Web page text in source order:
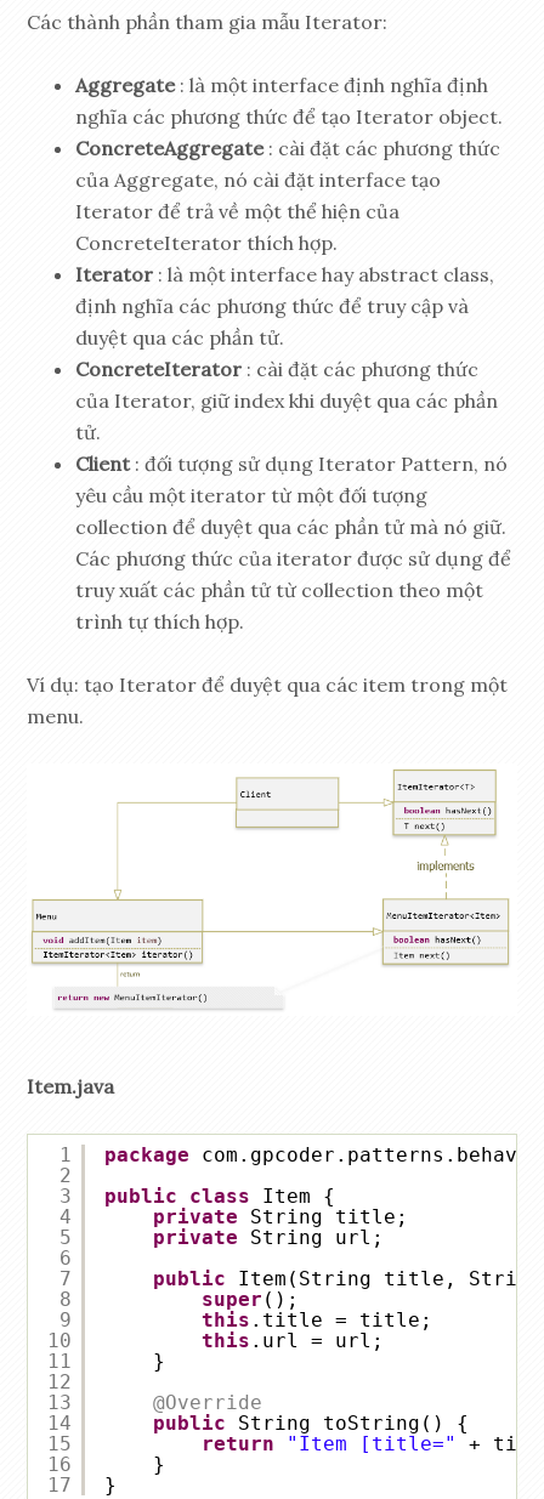
Các thành phần tham gia mẫu Iterator:
Aggregate: là một interface định nghĩa định
nghĩa các phương thức để tạo Iterator object.
ConcreteAggregate: cài đặt các phương thức
của Aggregate, nó cài đặt interface tạo
Iterator để trả về một thể hiện của
ConcreteIterator thích hợp.
Iterator : là một interface hay abstract class,
định nghĩa các phương thức để truy cập và
duyệt qua các phần tử.
ConcreteIterator : cài đặt các phương thức
của Iterator, giữ index khi duyệt qua các phần
tử.
Client: đối tượng sử dụng Iterator Pattern, nó
yêu cầu một iterator từ một đối tượng
collection để duyệt qua các phần tử mà nó giữ.
Các phương thức của iterator được sử dụng để
truy xuất các phần tử từ collection theo một
trình tự thích hợp.
Ví dụ: tạo Iterator để duyệt qua các item trong một
menu.
Item.java
1
2
3
4
5
6
7
8
9
10
11
12
13
14
15
16
17
package
public
class
Item {
private
String title;
private
String url;
public
Item(String title,
super ();
this .title = title;
this .url = url;
}
@Override
public
String toString() {
return
"Item [title="
+
}
}